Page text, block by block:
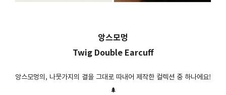
앙스모멍
Twig Double Earcuff
앙스모멍의, 나뭇가지의 결을 그대로 따내어 제작한 컬렉션 중 하나에요!
🌲